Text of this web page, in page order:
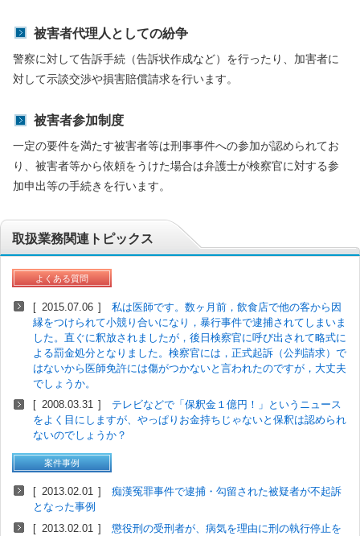
被害者代理人としての紛争
警察に対して告訴手続（告訴状作成など）を行ったり、加害者に
対して示談交渉や損害賠償請求を行います。
被害者参加制度
一定の要件を満たす被害者等は刑事事件への参加が認められてお
り、被害者等から依頼をうけた場合は弁護士が検察官に対する参
加申出等の手続きを行います。
取扱業務関連トピックス
よくある質問
2015.07.06
私は医師です。数ヶ月前，飲食店で他の客から因
縁をつけられて小競り合いになり，暴行事件で逮捕されてしまいま
した。直ぐに釈放されましたが，後日検察官に呼び出されて略式に
よる罰金処分となりました。検察官には，正式起訴（公判請求）で
はないから医師免許には傷がつかないと言われたのですが，大丈夫
でしょうか。
2008.03.31
テレビなどで「保釈金１億円！」というニュース
をよく目にしますが、やっぱりお金持ちじゃないと保釈は認められ
ないのでしょうか？
案件事例
2013.02.01
痴漢冤罪事件で逮捕・勾留された被疑者が不起訴
となった事例
2013.02.01
懲役刑の受刑者が、病気を理由に刑の執行停止を